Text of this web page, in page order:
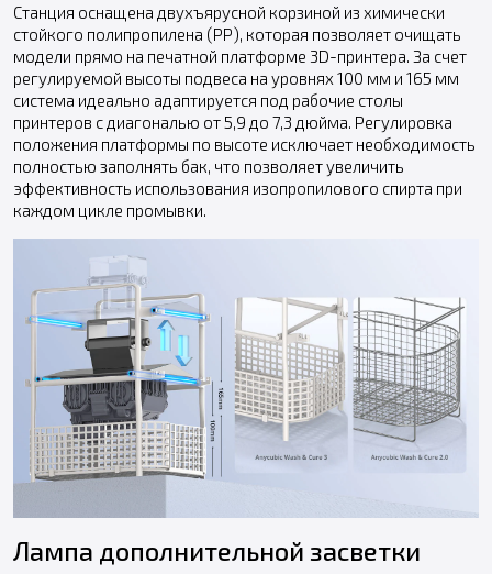
Станция оснащена двухъярусной корзиной из химически
стойкого полипропилена (PP), которая позволяет очищать
модели прямо на печатной платформе 3D-принтера. За счет
регулируемой высоты подвеса на уровнях 100 мм и 165 мм
система идеально адаптируется под рабочие столы
принтеров с диагональю от 5,9 до 7,3 дюйма. Регулировка
положения платформы по высоте исключает необходимость
полностью заполнять бак, что позволяет увеличить
эффективность использования изопропилового спирта при
каждом цикле промывки.
Лампа дополнительной засветки